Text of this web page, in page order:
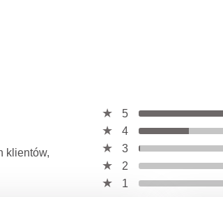
klientów,
5
4
3
2
1